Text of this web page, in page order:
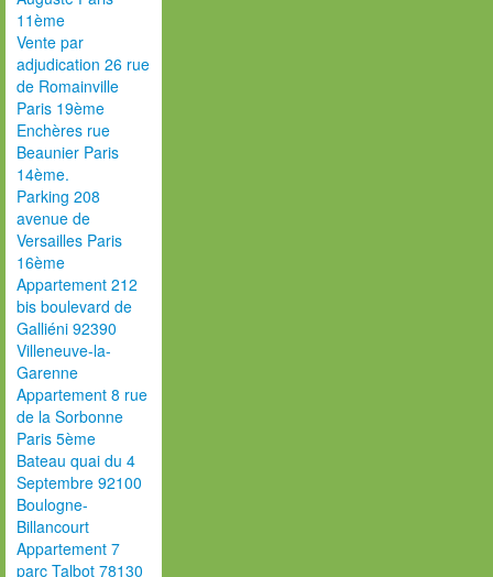
11ème
Vente par
adjudication 26 rue
de Romainville
Paris 19ème
Enchères rue
Beaunier Paris
14ème.
Parking 208
avenue de
Versailles Paris
16ème
Appartement 212
bis boulevard de
Galliéni 92390
Villeneuve-la-
Garenne
Appartement 8 rue
de la Sorbonne
Paris 5ème
Bateau quai du 4
Septembre 92100
Boulogne-
Billancourt
Appartement 7
parc Talbot 78130